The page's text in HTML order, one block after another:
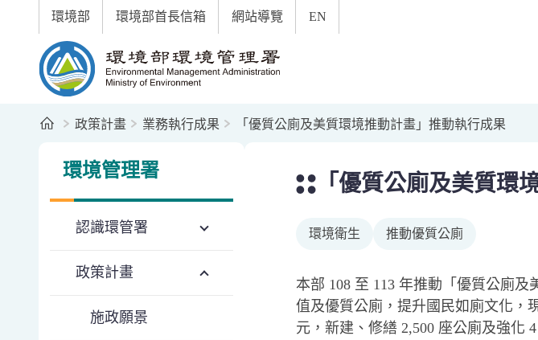
跳到主要內容區塊
環境部 環境部首長信箱 網站導覽
EN
首頁政策計畫 業務執行成果 「優質公廁及美質環境推動計畫」推動執行成果
環境管理署
認識環管署
政策計畫
施政願景
「優質公廁及美質環
環境衛生 推動優質公廁
本部 108 至 113 年推動「優質公廁
值及優質公廁，提升國民如廁文化，
元，新建、修繕 2,500 座公廁及強化